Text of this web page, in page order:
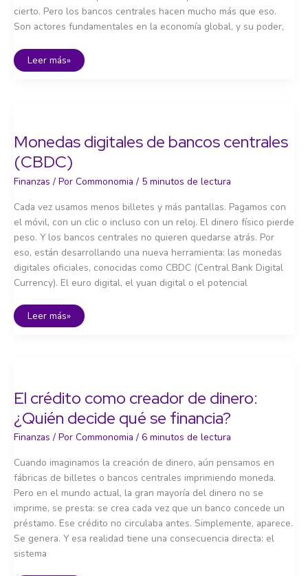
cierto. Pero los bancos centrales hacen mucho más que eso.
Son actores fundamentales en la economía global, y su poder,
¿Qué
hacen
Leer más»
Monedas digitales de bancos centrales
(CBDC)
Finanzas / Por Commonomia / 5 minutos de lectura
Cada vez usamos menos billetes y más pantallas. Pagamos con
el móvil, con un clic o incluso con un reloj. El dinero físico pierde
peso. Y los bancos centrales no quieren quedarse atrás. Por
eso, están desarrollando una nueva herramienta: las monedas
digitales oficiales, conocidas como CBDC (Central Bank Digital
Currency). El euro digital, el yuan digital o el potencial
Monedas
digitales
Leer más»
El crédito como creador de dinero:
¿Quién decide qué se financia?
Finanzas / Por Commonomia / 6 minutos de lectura
Cuando imaginamos la creación de dinero, aún pensamos en
fábricas de billetes o bancos centrales imprimiendo moneda.
Pero en el mundo actual, la gran mayoría del dinero no se
imprime, se presta: se crea cada vez que un banco concede un
préstamo. Ese crédito no circulaba antes. Simplemente, aparece.
Se genera. Y esa realidad tiene una consecuencia directa: el
sistema